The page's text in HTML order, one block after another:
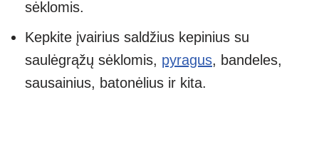
sėklomis.
Kepkite įvairius saldžius kepinius su
saulėgrąžų sėklomis, pyragus, bandeles,
sausainius, batonėlius ir kita.